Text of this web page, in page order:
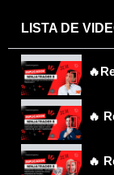
LISTA DE
🔥
🔥